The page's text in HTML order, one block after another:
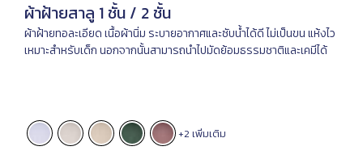
ผ้าฝ้ายสาลู 1 ชั้น / 2 ชั้น
ผ้าฝ้ายทอละเอียด เนื้อผ้านิ่ม ระบายอากาศและซับน้ำได้ดี ไม่เป็นขน แห้งไว
เหมาะสำหรับเด็ก นอกจากนั้นสามารถนำไปมัดย้อมธรรมชาติและเคมีได้
+2 เพิ่มเติม